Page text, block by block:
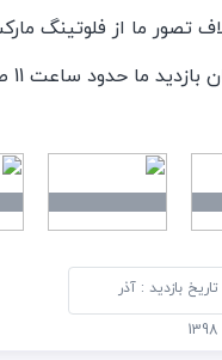
تصور ما از فلوتینگ
مناسب و کیفیت خوب
و کافه قرار
صبح زود برای فروش
تاریخ بازدید : آذر
1398